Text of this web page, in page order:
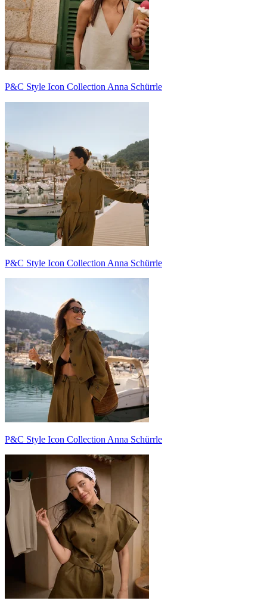
P&C Style Icon Collection Anna Schürrle
P&C Style Icon Collection Anna Schürrle
P&C Style Icon Collection Anna Schürrle